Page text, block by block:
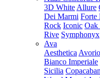
3D White Allure
Dei Marmi Forte
Rock Iconic Oak
Rive Symphonyx
Ava
Aesthetica
Bianco Imperiale
Sicilia